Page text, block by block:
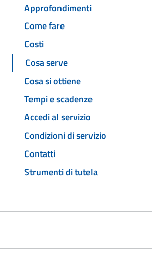
Approfondimenti
Come fare
Costi
Cosa serve
Cosa si ottiene
Tempi e scadenze
Accedi al servizio
Condizioni di servizio
Contatti
Strumenti di tutela